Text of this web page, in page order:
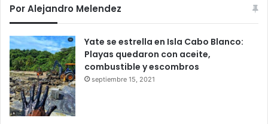
Por Alejandro Melendez
Yate se estrella en Isla Cabo Blanco:
Playas quedaron con aceite,
combustible y escombros
septiembre 15, 2021